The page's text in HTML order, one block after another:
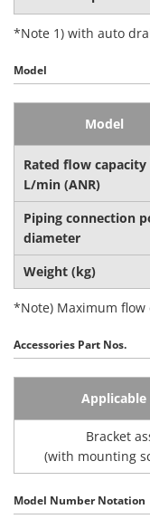
*Note 1) with auto
Model
Model
Rated flow capacity
L/min (ANR)
Piping connection
diameter
Weight (kg)
*Note) Maximum flow
Accessories Part Nos.
Bracket
(with mounting
Model Number Notation